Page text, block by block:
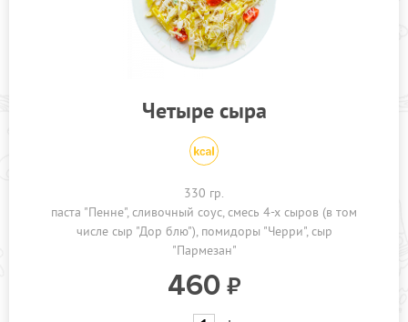
Четыре сыра
330 гр.
паста "Пенне" сливочный соус смесь 4-х сыров (в том
числе сыр "Дор блю") помидоры "Черри" сыр
"Пармезан"
460